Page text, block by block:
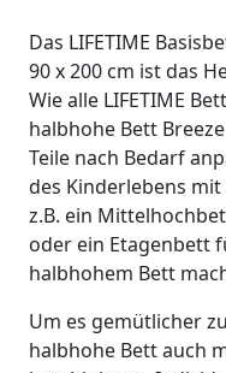
Das LIFETIME
90 x 200 cm ist das
Wie alle LIFETIME
halbhohe Bett
Teile nach Bedarf
des Kinderlebens
z.B. ein
oder ein Etagenbett
halbhohem Bett
Um es gemütlicher
halbhohe Bett auch